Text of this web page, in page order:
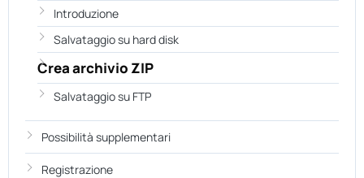
Introduzione
Salvataggio su hard disk
Crea archivio ZIP
Salvataggio su FTP
Possibilità supplementari
Registrazione